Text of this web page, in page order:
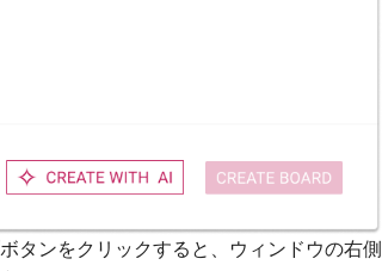
ボタンをクリックすると、ウィンドウの右側